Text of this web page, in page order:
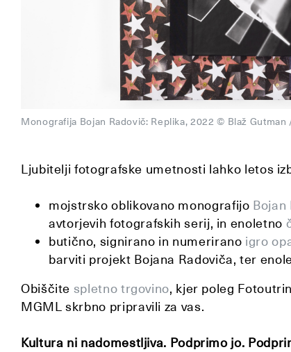
Monografija Bojan Radovič: Replika, 2022 © Blaž Gutman
Ljubitelji fotografske umetnosti lahko letos
mojstrsko oblikovano monografijo Bojan
avtorjevih fotografskih serij, in enoletno
butično, signirano in numerirano igro
barviti projekt Bojana Radoviča, ter
Obiščite spletno trgovino, kjer poleg
MGML skrbno pripravili za vas.
Kultura ni nadomestljiva. Podprimo jo.